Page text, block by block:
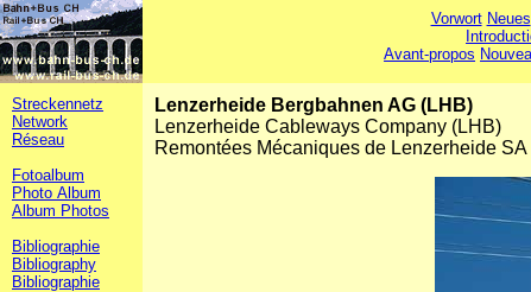
Vorwort Neues
Avant-propos
Streckennetz
Network
Réseau
Fotoalbum
Photo Album
Album Photos
Bibliographie
Bibliography
Bibliographie
Lenzerheide Bergbahnen AG (LHB)
Lenzerheide Cableways Company (LHB)
Remontées Mécaniques de Lenzerheide SA